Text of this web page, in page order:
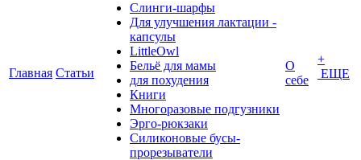
Главная Статьи
Слинги-шарфы
Для улучшения лактации -
капсулы
LittleOwl
Бельё для мамы
для похудения
Книги
Многоразовые подгузники
Эрго-рюкзаки
Силиконовые бусы-
прорезыватели
О
себе
+
ЕЩЕ